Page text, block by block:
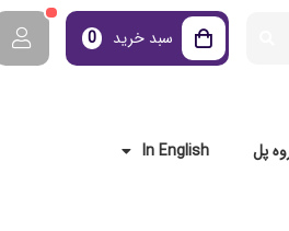
سبد خرید 0
پل In English